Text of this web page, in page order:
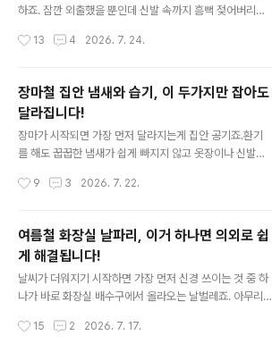
지가 너…무 많아서 놀랐어요. 청소를 안했던게 아닌데 청
정전기 청소포를 끼워서 바로 사용 가능하고요. 일반 물티
하죠. 잠깐 외출했을 뿐인데 신발 속까지 흠뻑 젖어버리면
까지 심해질 수 있어요. 오늘은 젖은 운동화를 냄새 걱정 없
도가 높아 운동화가 쉽게 마르지 않아 곰팡이가 생기기 쉬
워요. 그래서 운동화가 비에 젖었다면 시간을 끌지 말고 최
대한 빨리 물기를 제거하는게 중요해요. 많은 분들이 겉면
만 닦고 끝내는데 사실 문제는 신발 안쪽에 스며든 물기랍
니다. 먼저 마른 수건으로 겉에 묻은 물을 충분히 닦아낸 뒤
남아 있는 수분을 흡수하는 역할을 해요. 빈 공간이 없도록
13 4 2026. 7. 24.
장마철 집안 냄새와 습기, 이 두가지만 잡아도
달라집니다!
장마가 시작되면 가장 먼저 달라지는게 집안 공기죠.환기
를 해도 꿉꿉한 냄새가 쉽게 빠지지 않고 옷장이나 신발장
마철만 되면 탈취제와 제습제를 꼭 준비해두는 편인데요.
향으로 덮는게 아니라 냄새를 없애는 고체 탈취제! 장마철
에는 문을 닫고 에어컨을 트는 시간이 많아지다보니 집안
냄새 탈취가 은근 신경이 쓰이더라고요. 일반 방향제는 향
은 좋은데 기존 냄새와 섞이면서 오히려 더 답답하게 느껴
질 때가 있어요. 이 제품은 강한 향으로 가리는 방식이 아니
높았어요. 뚜껑만 열어두면 되고 액체가 아닌 고체타입이
9 3 2026. 7. 22.
여름철 화장실 날파리, 이거 하나면 의외로 쉽
게 해결됩니다!
날씨가 더워지기 시작하면 가장 먼저 신경 쓰이는 것 중 하
나가 바로 화장실 배수구에서 올라오는 날벌레죠. 아무리
하면 금세 늘어나 스트레스 그 자체인데요. 이 문제를 의외
15 2 2026. 7. 17.